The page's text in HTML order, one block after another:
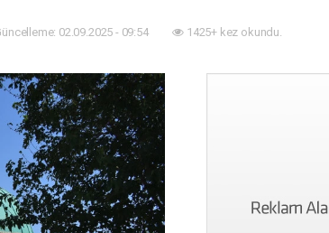
02.09.2025 - 09:54 1425+ kez okundu.